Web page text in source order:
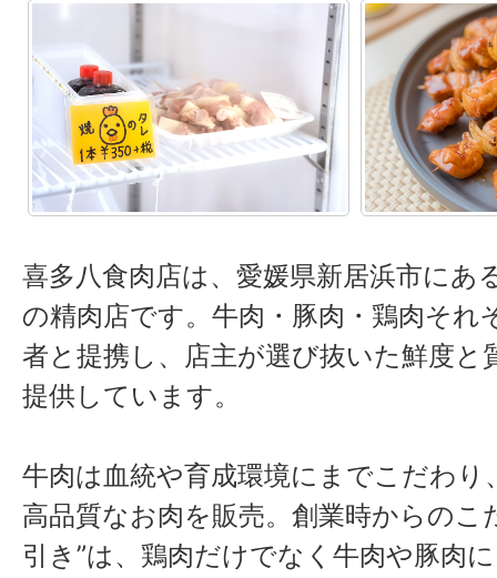
喜多八食肉店は、愛媛県新居浜市にあ
の精肉店です。牛肉・豚肉・鶏肉それ
者と提携し、店主が選び抜いた鮮度と
提供しています。
牛肉は血統や育成環境にまでこだわり
高品質なお肉を販売。創業時からのこ
引き”は、鶏肉だけでなく牛肉や豚肉